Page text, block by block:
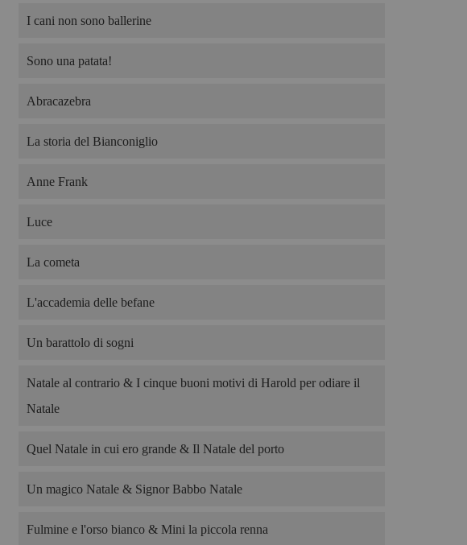
I cani non sono ballerine
Sono una patata!
Abracazebra
La storia del Bianconiglio
Anne Frank
Luce
La cometa
L'accademia delle befane
Un barattolo di sogni
Natale al contrario & I cinque buoni motivi di Harold per odiare il
Natale
Quel Natale in cui ero grande & Il Natale del porto
Un magico Natale & Signor Babbo Natale
Fulmine e l'orso bianco & Mini la piccola renna